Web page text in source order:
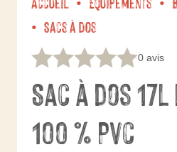
Sacs à dos
0 avis
Sac à dos
100 % Pvc